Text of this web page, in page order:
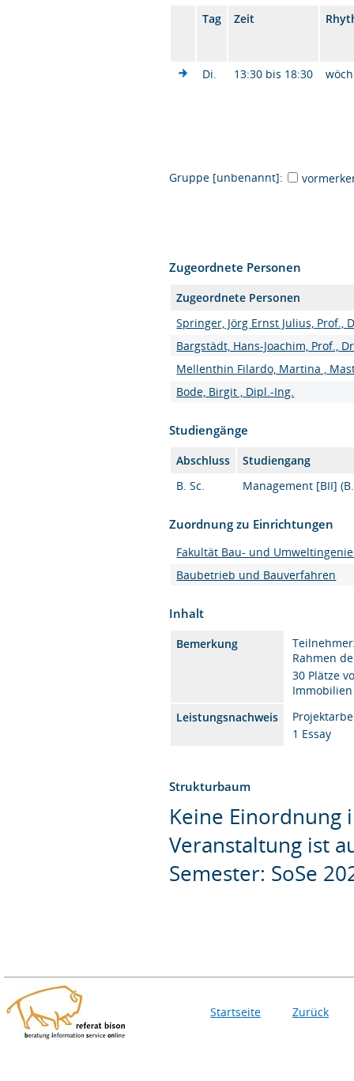
Tag Zeit
Di. 13:30 bis 18:30
Gruppe [unbenannt]:
Zugeordnete Personen
Zugeordnete Personen
Springer, Jörg Ernst Julius, Prof.,
Bargstädt, Hans-Joachim, Prof.,
Mellenthin Filardo, Martina ,
Bode, Birgit , Dipl.-Ing.
Studiengänge
Abschluss
Studiengang
B. Sc.
Management [BII]
Zuordnung zu Einrichtungen
Fakultät Bau- und
Baubetrieb und Bauverfahren
Inhalt
Bemerkung
Rahmen
30 Plätze
Leistungsnachweis
1 Essay
Strukturbaum
Keine Einordnung
Veranstaltung ist
Semester: SoSe
Startseite Zurück